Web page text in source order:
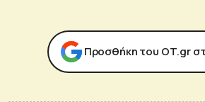
Προσθήκη του ΟΤ.gr